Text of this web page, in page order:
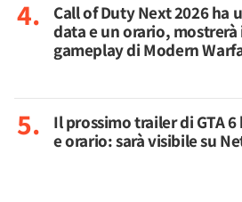
Call of Duty Next 2026 ha
data e un orario, mostrerà
gameplay di Modern
Il prossimo trailer di GTA
e orario: sarà visibile su